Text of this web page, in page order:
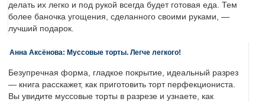
делать их легко и под рукой всегда будет готовая еда. Тем
более баночка угощения, сделанного своими руками, —
лучший подарок.
Анна Аксёнова: Муссовые торты. Легче легкого!
Безупречная форма, гладкое покрытие, идеальный разрез
— книга расскажет, как приготовить торт перфекциониста.
Вы увидите муссовые торты в разрезе и узнаете, как